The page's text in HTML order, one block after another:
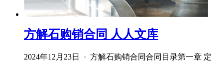
方解石购销合同 人人文库
2024年12月23日 · 方解石购销合同合同目录第一章 定